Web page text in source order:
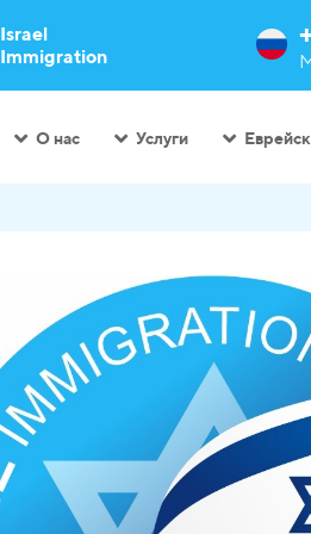
Israel
Immigration
О нас Услуги